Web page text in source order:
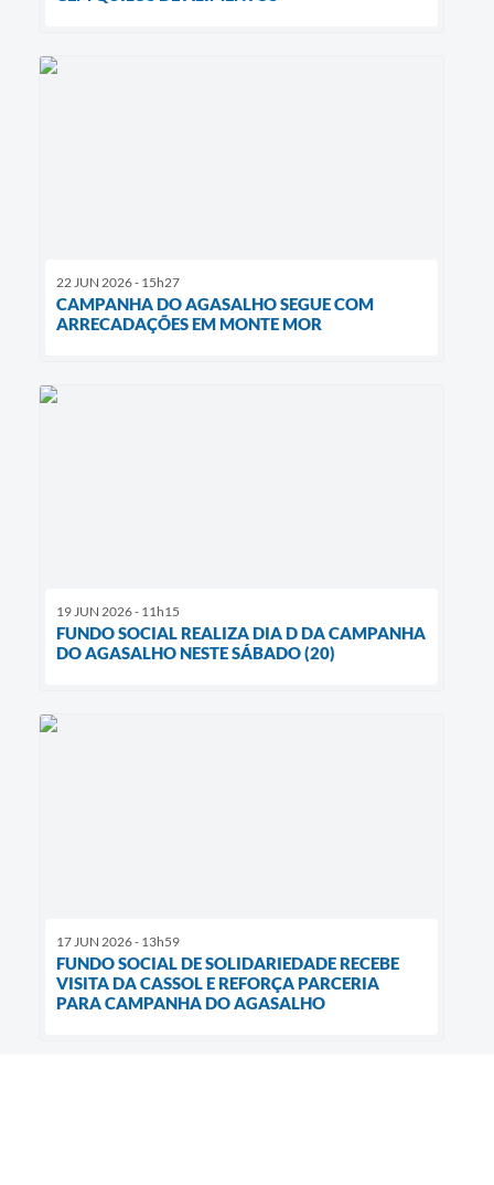
22 JUN 2026 - 15h27
CAMPANHA DO AGASALHO SEGUE COM
ARRECADAÇÕES EM MONTE MOR
19 JUN 2026 - 11h15
FUNDO SOCIAL REALIZA DIA D DA CAMPANHA
DO AGASALHO NESTE SÁBADO (20)
17 JUN 2026 - 13h59
FUNDO SOCIAL DE SOLIDARIEDADE RECEBE
VISITA DA CASSOL E REFORÇA PARCERIA
PARA CAMPANHA DO AGASALHO